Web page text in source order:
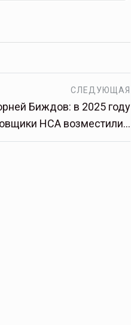
СЛЕДУЮЩАЯ
Биждов: в 2025 году
НСА возместили…